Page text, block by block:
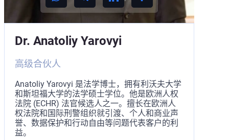
Dr. Anatoliy Yarovyi
高级合伙人
Anatoliy Yarovyi 是法学博士，拥有利沃夫大学
和斯坦福大学的法学硕士学位。他是欧洲人权
法院 (ECHR) 法官候选人之一。擅长在欧洲人
权法院和国际刑警组织就引渡、个人和商业声
誉、数据保护和行动自由等问题代表客户的利
益。